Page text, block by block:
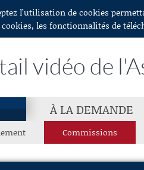
l’utilisation de cookies
les fonctionnalités de
vidéo de
À LA DEMANDE
Commissions